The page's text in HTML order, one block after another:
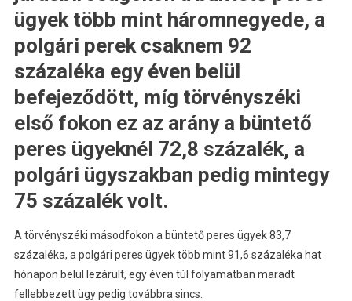
ügyek több mint háromnegyede, a
polgári perek csaknem 92
százaléka egy éven belül
befejeződött, míg törvényszéki
első fokon ez az arány a büntető
peres ügyeknél 72,8 százalék, a
polgári ügyszakban pedig mintegy
75 százalék volt.
A törvényszéki másodfokon a büntető peres ügyek 83,7
százaléka, a polgári peres ügyek több mint 91,6 százaléka hat
hónapon belül lezárult, egy éven túl folyamatban maradt
fellebbezett ügy pedig továbbra sincs.